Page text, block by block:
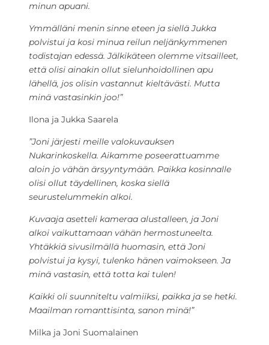
minun apuani.
Ymmälläni menin sinne eteen ja siellä Jukka
polvistui ja kosi minua reilun neljänkymmenen
todistajan edessä. Jälkikäteen olemme vitsailleet,
että olisi ainakin ollut sielunhoidollinen apu
lähellä, jos olisin vastannut kieltävästi. Mutta
minä vastasinkin joo!”
Ilona ja Jukka Saarela
”Joni järjesti meille valokuvauksen
Nukarinkoskella. Aikamme poseerattuamme
aloin jo vähän ärsyyntymään. Paikka kosinnalle
olisi ollut täydellinen, koska siellä
seurustelummekin alkoi.
Kuvaaja asetteli kameraa alustalleen, ja Joni
alkoi vaikuttamaan vähän hermostuneelta.
Yhtäkkiä sivusilmällä huomasin, että Joni
polvistui ja kysyi, tulenko hänen vaimokseen. Ja
minä vastasin, että totta kai tulen!
Kaikki oli suunniteltu valmiiksi, paikka ja se hetki.
Maailman romanttisinta, sanon minä!”
Milka ja Joni Suomalainen